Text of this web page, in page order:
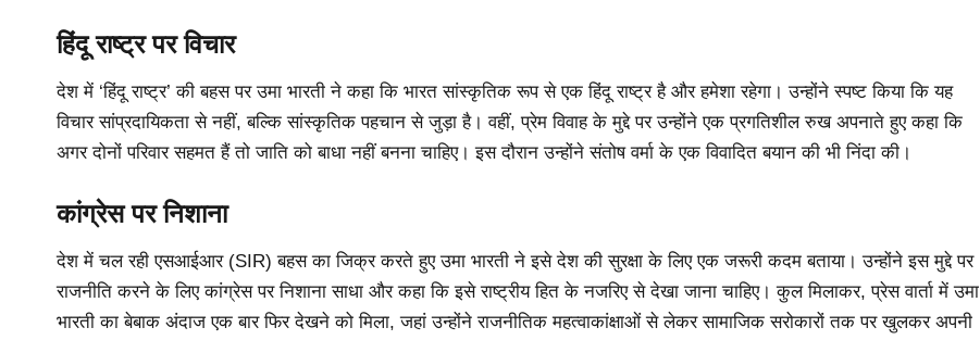
हिंदू राष्ट्र पर विचार
देश में ‘हिंदू राष्ट्र’ की बहस पर उमा भारती ने कहा कि भारत सांस्कृतिक रूप से एक हिंदू राष्ट्र है और हमेशा रहेगा। उन्होंने स्पष्ट किया कि यह
विचार सांप्रदायिकता से नहीं, बल्कि सांस्कृतिक पहचान से जुड़ा है। वहीं, प्रेम विवाह के मुद्दे पर उन्होंने एक प्रगतिशील रुख अपनाते हुए कहा कि
अगर दोनों परिवार सहमत हैं तो जाति को बाधा नहीं बनना चाहिए। इस दौरान उन्होंने संतोष वर्मा के एक विवादित बयान की भी निंदा की।
कांग्रेस पर निशाना
देश में चल रही एसआईआर (SIR) बहस का जिक्र करते हुए उमा भारती ने इसे देश की सुरक्षा के लिए एक जरूरी कदम बताया। उन्होंने इस मुद्दे पर
राजनीति करने के लिए कांग्रेस पर निशाना साधा और कहा कि इसे राष्ट्रीय हित के नजरिए से देखा जाना चाहिए। कुल मिलाकर, प्रेस वार्ता में उमा
भारती का बेबाक अंदाज एक बार फिर देखने को मिला, जहां उन्होंने राजनीतिक महत्वाकांक्षाओं से लेकर सामाजिक सरोकारों तक पर खुलकर अपनी